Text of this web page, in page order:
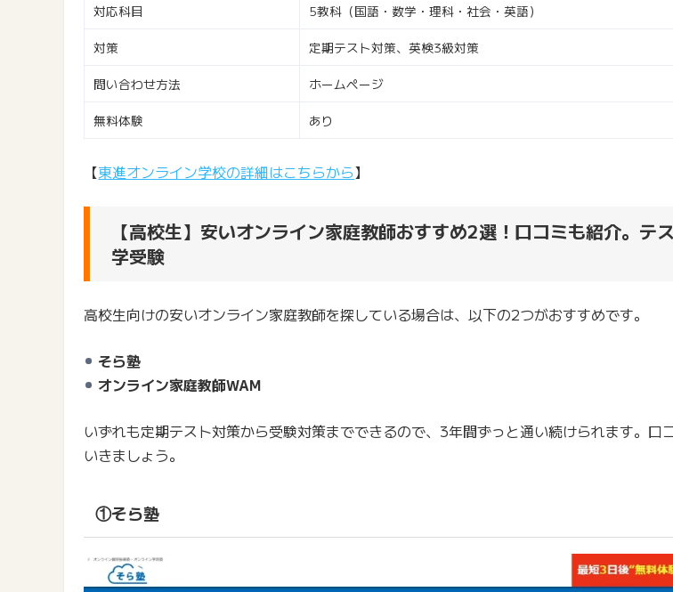
対応科目 5教科（国語・数学・理科・社会・英語）
対策 定期テスト対策、英検3級対策
問い合わせ方法 ホームページ
無料体験 あり
【東進オンライン学校の詳細はこちらから】
【高校生】安いオンライン家庭教師おすすめ2選！口コミも紹介。テ
学受験
高校生向けの安いオンライン家庭教師を探している場合は、以下の2つがおすすめです。
そら塾
オンライン家庭教師WAM
いずれも定期テスト対策から受験対策までできるので、3年間ずっと通い続けられます。口
いきましょう。
①そら塾